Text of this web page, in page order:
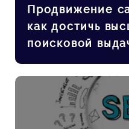
Продвижение
как достичь
поисковой